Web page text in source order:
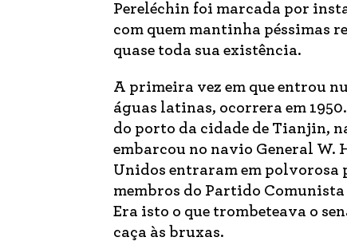
Pereléchin foi marcada por
com quem mantinha péssimas
quase toda sua existência.
A primeira vez em que entrou
águas latinas, ocorrera em
do porto da cidade de Tianjin,
embarcou no navio General W.
Unidos entraram em polvorosa
membros do Partido
Era isto o que trombeteava o
caça às bruxas.